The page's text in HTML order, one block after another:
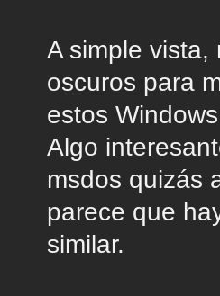
A simple
oscuros para
estos
Algo
msdos quizás
parece que
similar.